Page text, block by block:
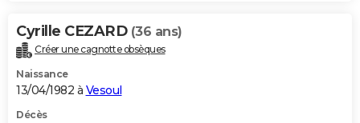
Cyrille CEZARD (36 ans)
Créer une cagnotte obsèques
Naissance
13/04/1982 à Vesoul
Décès